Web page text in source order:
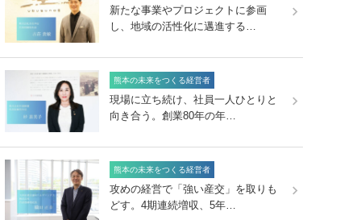
新たな事業やプロジェクトに参画
し、地域の活性化に邁進する…
熊本の未来をつくる経営者
現場に立ち続け、社員一人ひとりと
向き合う。創業80年の年…
熊本の未来をつくる経営者
攻めの経営で「強い産交」を取りも
どす。4期連続増収、5年…